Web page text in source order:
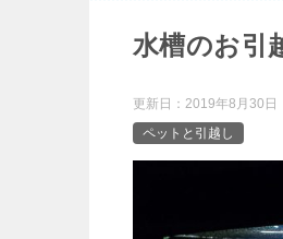
水槽のお引
更新日： 2019年8月30日
ペットと引越し